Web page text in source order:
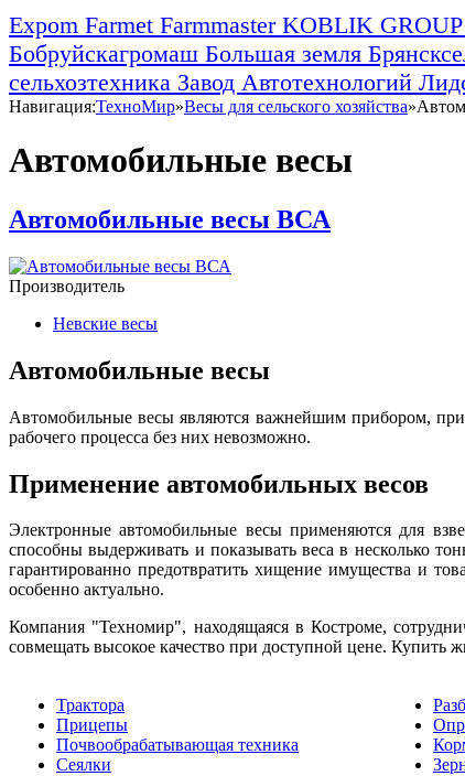
Expom Farmet Farmmaster KOBLIK GROUP
Бобруйскагромаш Большая земля
сельхозтехника Завод Автотехнологий
Навигация:ТехноМир»Весы для сельского хозяйства»
Автомобильные весы
Автомобильные весы ВСА
Производитель
Невские весы
Автомобильные весы
Автомобильные весы являются важнейшим прибором,
рабочего процесса без них невозможно.
Применение автомобильных весов
Электронные автомобильные весы применяются для
способны выдерживать и показывать веса в несколько
гарантированно предотвратить хищение имущества и
особенно актуально.
Компания "Техномир", находящаяся в Костроме,
совмещать высокое качество при доступной цене. Купить
Трактора
Прицепы
Почвообрабатывающая техника
Сеялки